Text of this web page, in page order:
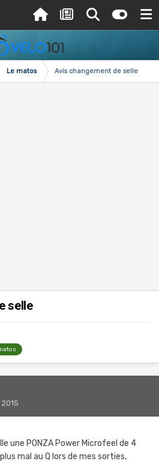
Le matos Avis changement de selle
selle
une PONZA Power Microfeel de 4
mal au Q lors de mes sorties,